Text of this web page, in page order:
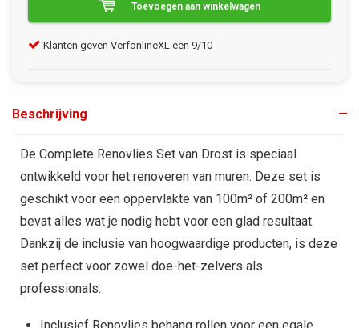
Toevoegen aan winkelwagen
Klanten geven VerfonlineXL een 9/10
Beschrijving
De Complete Renovlies Set van Drost is speciaal
ontwikkeld voor het renoveren van muren. Deze set is
geschikt voor een oppervlakte van 100m² of 200m² en
bevat alles wat je nodig hebt voor een glad resultaat.
Dankzij de inclusie van hoogwaardige producten, is deze
set perfect voor zowel doe-het-zelvers als
professionals.